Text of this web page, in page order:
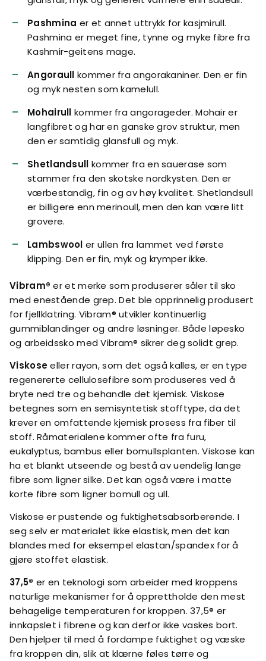
Pashmina er et annet uttrykk for kasjmirull.
Pashmina er meget fine, tynne og myke fibre fra
Kashmir-geitens mage.
Angoraull kommer fra angorakaniner. Den er fin
og myk nesten som kamelull.
Mohairull kommer fra angorageder. Mohair er
langfibret og har en ganske grov struktur, men
den er samtidig glansfull og myk.
Shetlandsull kommer fra en sauerase som
stammer fra den skotske nordkysten. Den er
værbestandig, fin og av høy kvalitet. Shetlandsull
er billigere enn merinoull, men den kan være litt
grovere.
Lambswool er ullen fra lammet ved første
klipping. Den er fin, myk og krymper ikke.
Vibram® er et merke som produserer såler til sko
med enestående grep. Det ble opprinnelig produsert
for fjellklatring. Vibram® utvikler kontinuerlig
gummiblandinger og andre løsninger. Både løpesko
og arbeidssko med Vibram® sikrer deg solidt grep.
Viskoseeller rayon, som det også kalles, er en type
regenererte cellulosefibre som produseres ved å
bryte ned tre og behandle det kjemisk. Viskose
betegnes som en semisyntetisk stofftype, da det
krever en omfattende kjemisk prosess fra fiber til
stoff. Råmaterialene kommer ofte fra furu,
eukalyptus, bambus eller bomullsplanten. Viskose kan
ha et blankt utseende og bestå av uendelig lange
fibre som ligner silke. Det kan også være i matte
korte fibre som ligner bomull og ull.
Viskose er pustende og fuktighetsabsorberende. I
seg selv er materialet ikke elastisk, men det kan
blandes med for eksempel elastan/spandex for å
gjøre stoffet elastisk.
37,5® er en teknologi som arbeider med kroppens
naturlige mekanismer for å opprettholde den mest
behagelige temperaturen for kroppen. 37,5® er
innkapslet i fibrene og kan derfor ikke vaskes bort.
Den hjelper til med å fordampe fuktighet og væske
fra kroppen din, slik at klærne føles tørre og